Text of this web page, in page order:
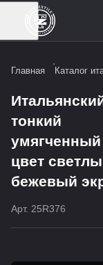
Главная Каталог
тонкий
умягченный
цвет
бежевый
Арт. 25R376